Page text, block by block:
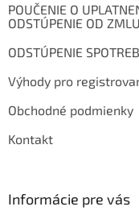
POUČENIE O
ODSTÚPENIE OD
ODSTÚPENIE
Výhody pro
Obchodné podmienky
Kontakt
Informácie pre vás